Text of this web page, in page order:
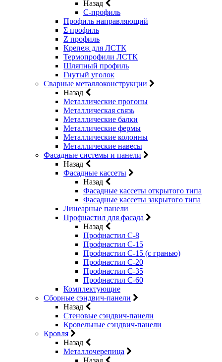
Назад
C-профиль
Профиль направляющий
Σ профиль
Z профиль
Крепеж для ЛСТК
Термопрофили ЛСТК
Шляпный профиль
Гнутый уголок
Сварные металлоконструкции
Назад
Металлические прогоны
Металлическая связь
Металлические балки
Металлические фермы
Металлические колонны
Металлические навесы
Фасадные системы и панели
Назад
Фасадные кассеты
Назад
Фасадные кассеты открытого типа
Фасадные кассеты закрытого типа
Линеарные панели
Профнастил для фасада
Назад
Профнастил С-8
Профнастил С-15
Профнастил С-15 (с гранью)
Профнастил С-20
Профнастил С-35
Профнастил С-60
Комплектующие
Сборные сэндвич-панели
Назад
Стеновые сэндвич-панели
Кровельные сэндвич-панели
Кровля
Назад
Металлочерепица
Назад